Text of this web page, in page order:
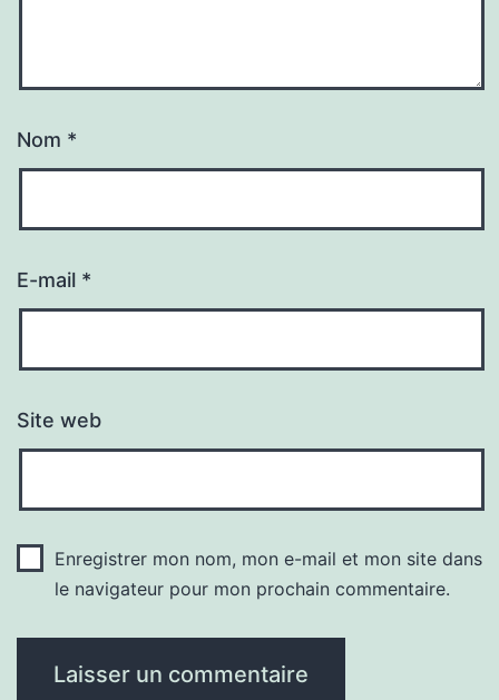
Nom *
E-mail *
Site web
Enregistrer mon nom, mon e-mail et mon site dans
le navigateur pour mon prochain commentaire.